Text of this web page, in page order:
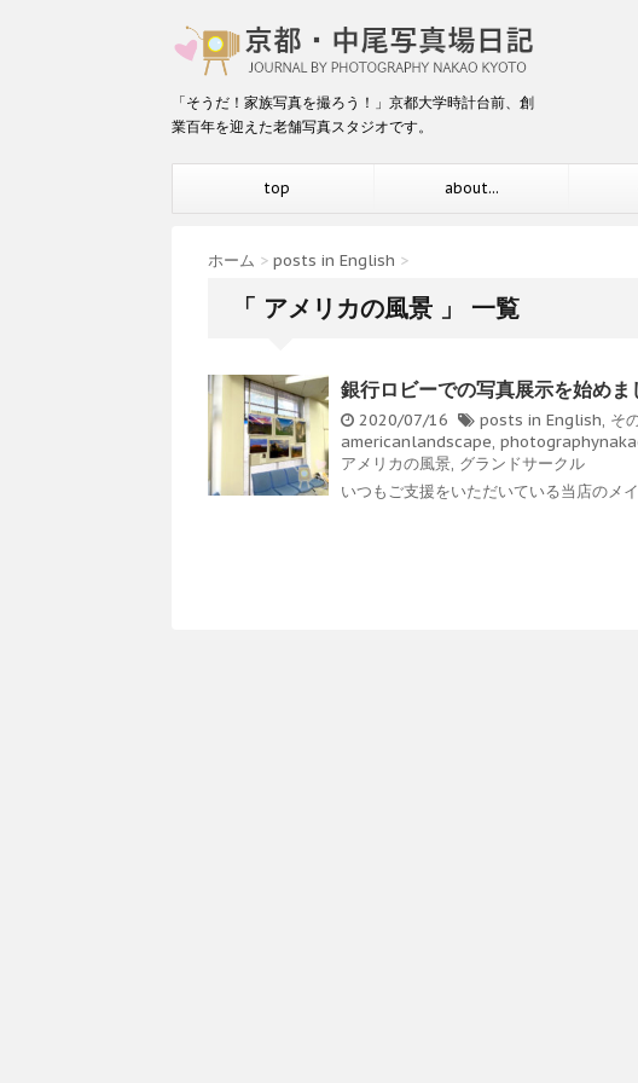
「そうだ！家族写真を撮ろう！」京都大学時計台前、創
業百年を迎えた老舗写真スタジオです。
top about...
ホーム > posts in English >
「 アメリカの風景 」 一覧
銀行ロビーでの写真展示を始めま
2020/07/16 posts in English, そ
americanlandscape,
アメリカの風景, グランドサークル
いつもご支援をいただいている当店のメ